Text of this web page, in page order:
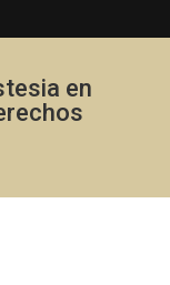
en